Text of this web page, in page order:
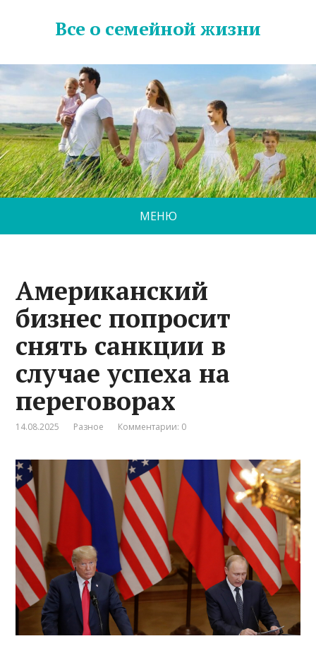
Все о семейной жизни
МЕНЮ
Американский
бизнес попросит
снять санкции в
случае успеха на
переговорах
14.08.2025 Разное Комментарии: 0